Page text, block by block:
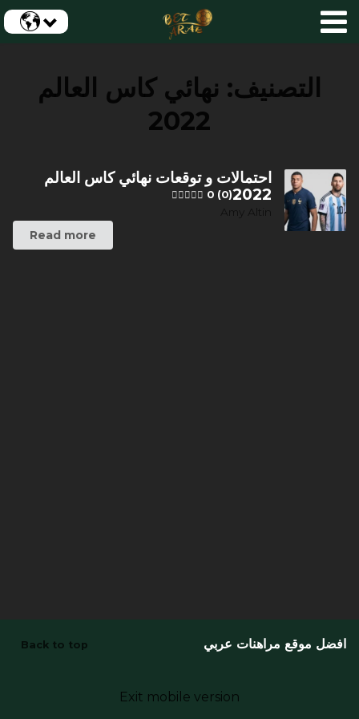
التصنيف: نهائي كاس العالم
2022
احتمالات و توقعات نهائي كاس العالم
2022
0 (0)
Read more
افضل موقع مراهنات عربي Back to top
Exit mobile version